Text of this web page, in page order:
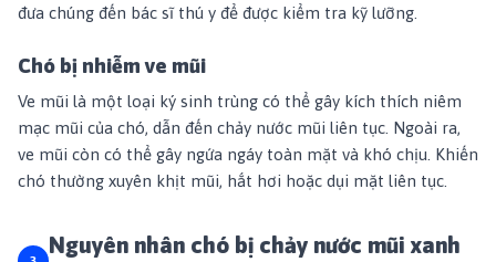
đưa chúng đến bác sĩ thú y để được kiểm tra kỹ lưỡng.
Chó bị nhiễm ve mũi
Ve mũi là một loại ký sinh trùng có thể gây kích thích niêm
mạc mũi của chó, dẫn đến chảy nước mũi liên tục. Ngoài ra,
ve mũi còn có thể gây ngứa ngáy toàn mặt và khó chịu. Khiến
chó thường xuyên khịt mũi, hắt hơi hoặc dụi mặt liên tục.
Nguyên nhân chó bị chảy nước mũi xanh